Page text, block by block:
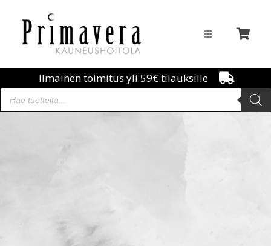
Ilmainen toimitus yli 59€ tilauksille